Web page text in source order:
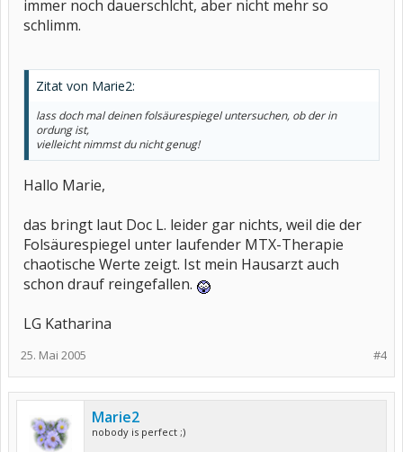
immer noch dauerschlcht, aber nicht mehr so
schlimm.
Zitat von Marie2:
lass doch mal deinen folsäurespiegel untersuchen, ob der in
ordung ist,
vielleicht nimmst du nicht genug!
Hallo Marie,
das bringt laut Doc L. leider gar nichts, weil die der
Folsäurespiegel unter laufender MTX-Therapie
chaotische Werte zeigt. Ist mein Hausarzt auch
schon drauf reingefallen.
LG Katharina
#4
25. Mai 2005
Marie2
nobody is perfect ;)